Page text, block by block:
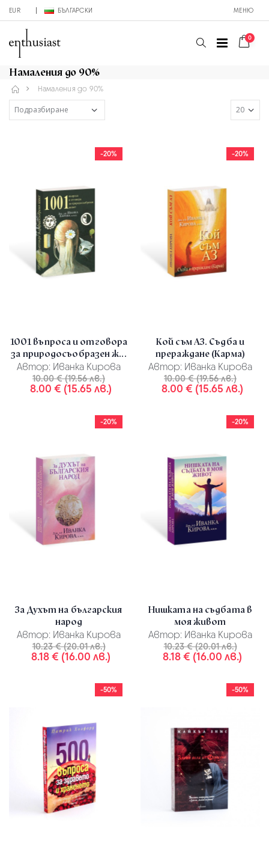
EUR БЪЛГАРСКИ МЕНЮ
0
Намаления до 90%
Намаления до 90%
-20%
1001 въпроса и отговора
за природосъобразен ж...
Автор: Иванка Кирова
10.00 € (19.56 лв.)
8.00 € (15.65 лв.)
-20%
Кой съм АЗ. Съдба и
прераждане (Карма)
Автор: Иванка Кирова
10.00 € (19.56 лв.)
8.00 € (15.65 лв.)
-20%
За Духът на българския
народ
Автор: Иванка Кирова
10.23 € (20.01 лв.)
8.18 € (16.00 лв.)
-20%
Нишката на съдбата в
моя живот
Автор: Иванка Кирова
10.23 € (20.01 лв.)
8.18 € (16.00 лв.)
-50% -50%